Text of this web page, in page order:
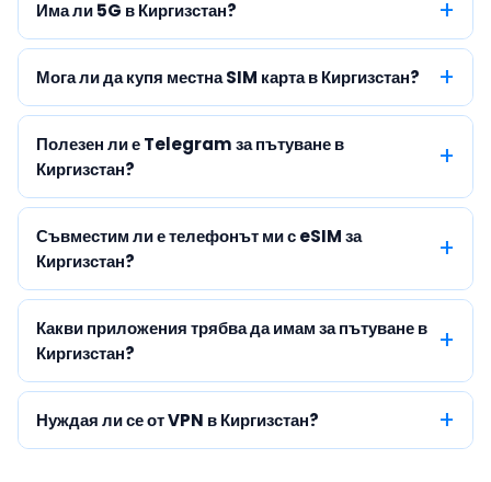
Има ли 5G в Киргизстан?
Мога ли да купя местна SIM карта в Киргизстан?
Полезен ли е Telegram за пътуване в
Киргизстан?
Съвместим ли е телефонът ми с eSIM за
Киргизстан?
Какви приложения трябва да имам за пътуване в
Киргизстан?
Нуждая ли се от VPN в Киргизстан?